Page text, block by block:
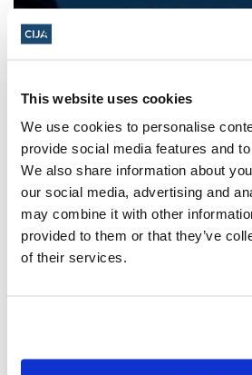
This website uses cookies
We use cookies to personalise
provide social media features and
We also share information about
our social media, advertising and
may combine it with other
provided to them or that they’ve
of their services.
Les dirigeants juifs
libération sous caution
Toronto accusé de
antisémites au cours de
(The Canadian Jewish